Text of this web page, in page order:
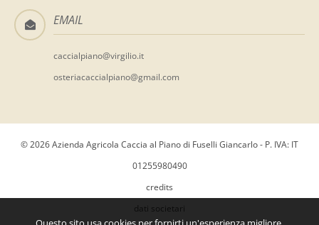
EMAIL
caccialpiano@virgilio.it
osteriacaccialpiano@gmail.com
© 2026 Azienda Agricola Caccia al Piano di Fuselli Giancarlo - P. IVA: IT
01255980490
credits
dati societari